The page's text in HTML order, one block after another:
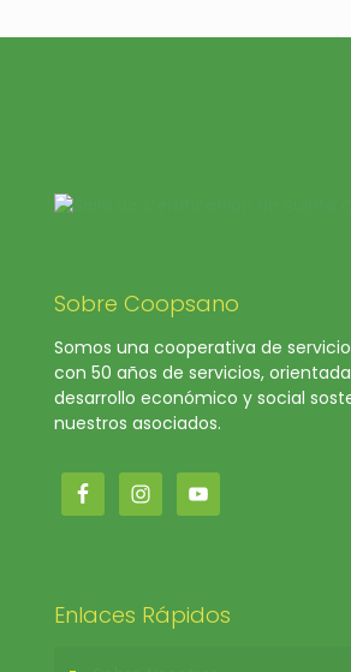
Sobre Coopsano
Somos una cooperativa de
con 50 años de servicios,
desarrollo económico y social
nuestros asociados.
Enlaces Rápidos